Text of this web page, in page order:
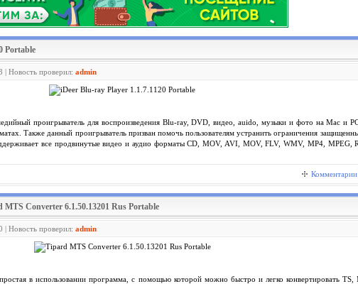
Portable
| Новость проверил: admin
проигрыватель для воспроизведения Blu-ray, DVD, видео, auido, музыки и фото на Mac и
Также данный проигрыватель призван помочь пользователям устранить ограничения
все продвинутые видео и аудио форматы CD, MOV, AVI, MOV, FLV, WMV, MP4, MPEG,
MTS Converter 6.1.50.13201 Rus Portable
| Новость проверил: admin
в использовании программа, с помощью которой можно быстро и легко конвертировать